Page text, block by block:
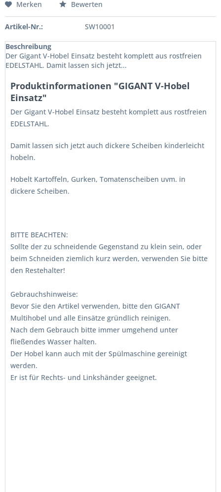
Merken Bewerten
Artikel-Nr.: SW10001
Beschreibung
Der Gigant V-Hobel Einsatz besteht komplett aus rostfreien
EDELSTAHL. Damit lassen sich jetzt...
Produktinformationen "GIGANT V-Hobel
Einsatz"
Der Gigant V-Hobel Einsatz besteht komplett aus rostfreien
EDELSTAHL.
Damit lassen sich jetzt auch dickere Scheiben kinderleicht
hobeln.
Hobelt Kartoffeln, Gurken, Tomatenscheiben uvm. in
dickere Scheiben.
BITTE BEACHTEN:
Sollte der zu schneidende Gegenstand zu klein sein, oder
beim Schneiden ziemlich kurz werden, verwenden Sie bitte
den Restehalter!
Gebrauchshinweise:
Bevor Sie den Artikel verwenden, bitte den GIGANT
Multihobel und alle Einsätze gründlich reinigen.
Nach dem Gebrauch bitte immer umgehend unter
fließendes Wasser halten.
Der Hobel kann auch mit der Spülmaschine gereinigt
werden.
Er ist für Rechts- und Linkshänder geeignet.